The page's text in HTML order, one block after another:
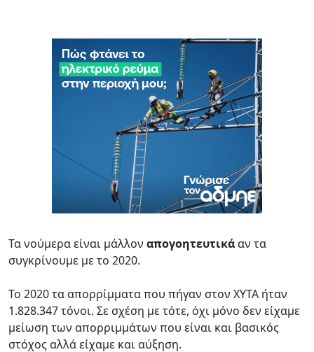
Τα νούμερα είναι μάλλον απογοητευτικάαν τα
συγκρίνουμε με το 2020.
Το 2020 τα απορρίμματα που πήγαν στον ΧΥΤΑ ήταν
1.828.347 τόνοι. Σε σχέση με τότε, όχι μόνο δεν είχαμε
μείωση των απορριμμάτων που είναι και βασικός
στόχος αλλά είχαμε και αύξηση.